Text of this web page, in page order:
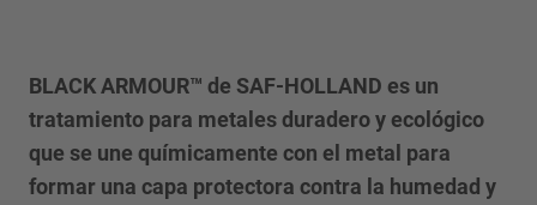
BLACK ARMOUR™ de SAF-HOLLAND es un
tratamiento para metales duradero y ecológico
que se une químicamente con el metal para
formar una capa protectora contra la humedad y